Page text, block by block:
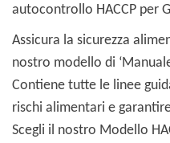
autocontrollo HACCP per
Assicura la sicurezza
nostro modello di
Contiene tutte le linee
rischi alimentari e
Scegli il nostro Modello